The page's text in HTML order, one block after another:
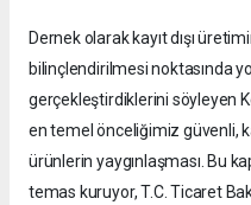
Dernek olarak kayıt dışı
bilinçlendirilmesi noktasında
gerçekleştirdiklerini söyleyen
en temel önceliğimiz güvenli,
ürünlerin yaygınlaşması. Bu
temas kuruyor, T.C. Ticaret